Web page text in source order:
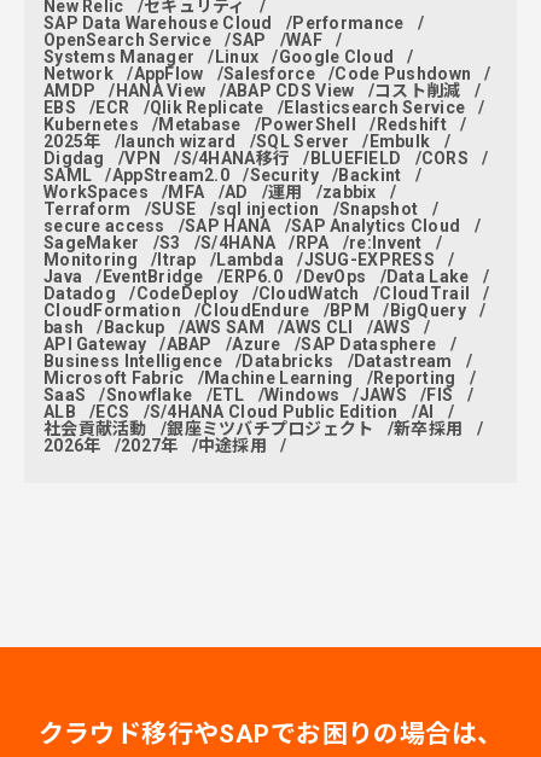
New Relic
セキュリティ
SAP Data Warehouse Cloud
Performance
OpenSearch Service
SAP
WAF
Systems Manager
Linux
Google Cloud
Network
AppFlow Salesforce
Code Pushdown
AMDP
HANA View ABAP CDS View
コスト削減
EBS
ECR Qlik Replicate
Elasticsearch Service
Kubernetes
Metabase PowerShell
Redshift
2025年
launch wizard SQL Server
Embulk
Digdag
VPN S/4HANA移行 BLUEFIELD
CORS
SAML
AppStream2.0 Security
Backint
WorkSpaces
MFA AD 運用
zabbix
Terraform
SUSE sql injection
Snapshot
secure access
SAP HANA
SAP Analytics Cloud
SageMaker
S3 S/4HANA RPA
re:Invent
Monitoring
ltrap Lambda
JSUG-EXPRESS
Java
EventBridge ERP6.0 DevOps
Data Lake
Datadog
CodeDeploy CloudWatch
CloudTrail
CloudFormation
CloudEndure BPM
BigQuery
bash
Backup AWS SAM AWS CLI
AWS
API Gateway
ABAP Azure
SAP Datasphere
Business Intelligence
Databricks
Datastream
Microsoft Fabric
Machine Learning
Reporting
SaaS
Snowflake ETL Windows JAWS
FIS
ALB
ECS S/4HANA Cloud Public Edition
AI
社会貢献活動
銀座ミツバチプロジェクト
新卒採用
2026年
2027年 中途採用
クラウド移行やSAPでお困りの場合は、